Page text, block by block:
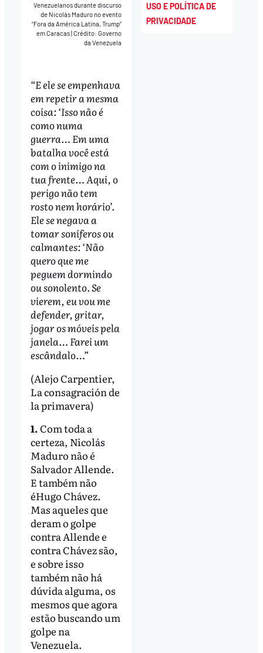
Venezuelanos durante discurso
de Nicolás Maduro no evento
“Fora da América Latina, Trump”
em Caracas|Crédito: Governo
da Venezuela
“E ele se empenhava
em repetir a mesma
coisa: ‘Isso não é
como numa
guerra… Em uma
batalha você está
com o inimigo na
tua frente… Aqui, o
perigo não tem
rosto nem horário’.
Ele se negava a
tomar soníferos ou
calmantes: ‘Não
quero que me
peguem dormindo
ou sonolento. Se
vierem, eu vou me
defender, gritar,
jogar os móveis pela
janela… Farei um
escândalo…”
(Alejo Carpentier,
La consagración de
la primavera)
1.Com toda a
certeza, Nicolás
Maduro não é
Salvador Allende.
E também não
éHugo Chávez.
Mas aqueles que
deram o golpe
contra Allende e
contra Chávez são,
e sobre isso
também não há
dúvida alguma, os
mesmos que agora
estão buscando um
golpe na
Venezuela.
USO E POLÍTICA DE
PRIVACIDADE